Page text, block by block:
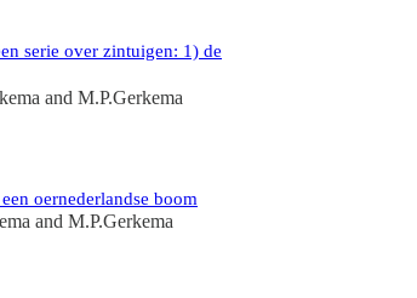
serie over zintuigen: 1) de
and M.P.Gerkema
oernederlandse boom
and M.P.Gerkema